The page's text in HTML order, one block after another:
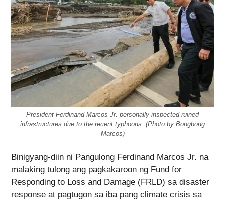
President Ferdinand Marcos Jr. personally inspected ruined
infrastructures due to the recent typhoons. (Photo by Bongbong
Marcos)
Binigyang-diin ni Pangulong Ferdinand Marcos Jr. na
malaking tulong ang pagkakaroon ng Fund for
Responding to Loss and Damage (FRLD) sa disaster
response at pagtugon sa iba pang climate crisis sa